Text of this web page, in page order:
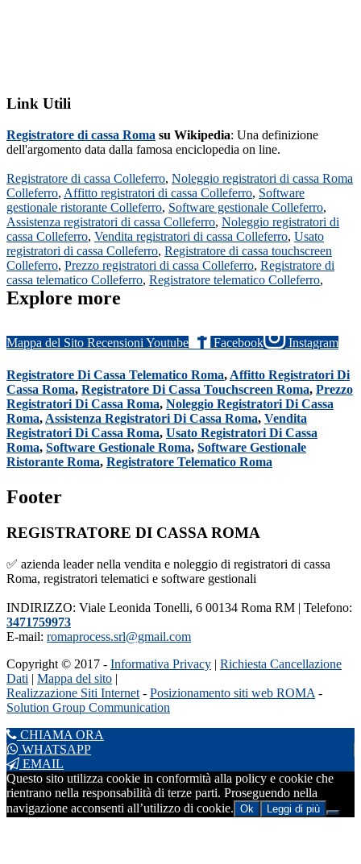
Link Utili
Registratore di cassa Roma su Wikipedia: Una definizione
dell'argomento data dalla famosa enciclopedia on line.
Registratore di cassa Colleferro, Noleggio registratori di cassa Roma
Colleferro, Affitto registratori di cassa Colleferro, Software
gestionale ristorante Colleferro, Software gestionale Colleferro,
Assistenza registratori di cassa Colleferro, Noleggio registratori di
cassa Colleferro, Vendita registratori di cassa Colleferro, Usato
registratori di cassa Colleferro, Registratore di cassa touchscreen
Colleferro, Prezzo registratori di cassa Colleferro, Registratore di
cassa telematico Colleferro, Registratore telematico Colleferro,
Explore more
Mappa del Sito Recensioni Youtube Facebook Instagram
Registratore Di Cassa Telematico Roma, Affitto Registratori Di
Cassa Roma, Registratore Di Cassa Touchscreen Roma, Prezzo
Registratori Di Cassa Roma, Noleggio Registratori Di Cassa
Roma, Assistenza Registratori Di Cassa Roma, Vendita
Registratori Di Cassa Roma, Usato Registratori Di Cassa
Roma, Software Gestionale Roma, Software Gestionale
Ristorante Roma, Registratore Telematico Roma
Footer
REGISTRATORE DI CASSA ROMA
✅ azienda leader nella vendita e noleggio di registratori di cassa
Roma, registratori telematici e software gestionali
INDIRIZZO: Viale Leonida Tonelli, 6 00134 Roma RM | Telefono:
3471759973
E-mail: romaprocess.srl@gmail.com
Copyright © 2017 - Informativa Privacy | Richiesta Cancellazione
Dati | Mappa del sito |
Realizzazione Siti Internet - Posizionamento siti web ROMA -
Solution Group Communication
CHIAMA ORA
WHATSAPP
EMAIL
Questo sito utilizza cookie in conformità alla policy e cookie che
rientrano nella responsabilità di terze parti. Proseguendo nella
navigazione acconsenti all’utilizzo di cookie. Ok Leggi di più